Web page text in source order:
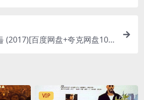
(2017)[百度网盘+夸克网盘108
VIP